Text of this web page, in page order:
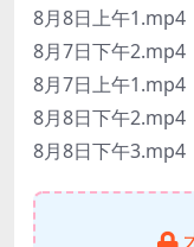
8月8日上午1.mp4
8月7日下午2.mp4
8月7日上午1.mp4
8月8日下午2.mp4
8月8日下午3.mp4